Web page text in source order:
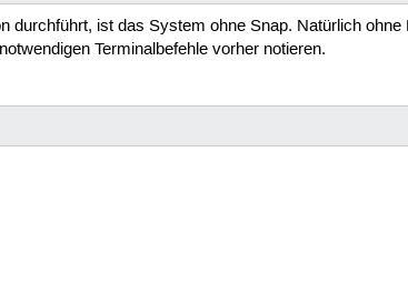
478       latest/stable
25935     latest/stable
615       latest/stable
durchführt, ist das System ohne Snap. Natürlich
Terminalbefehle vorher notieren.